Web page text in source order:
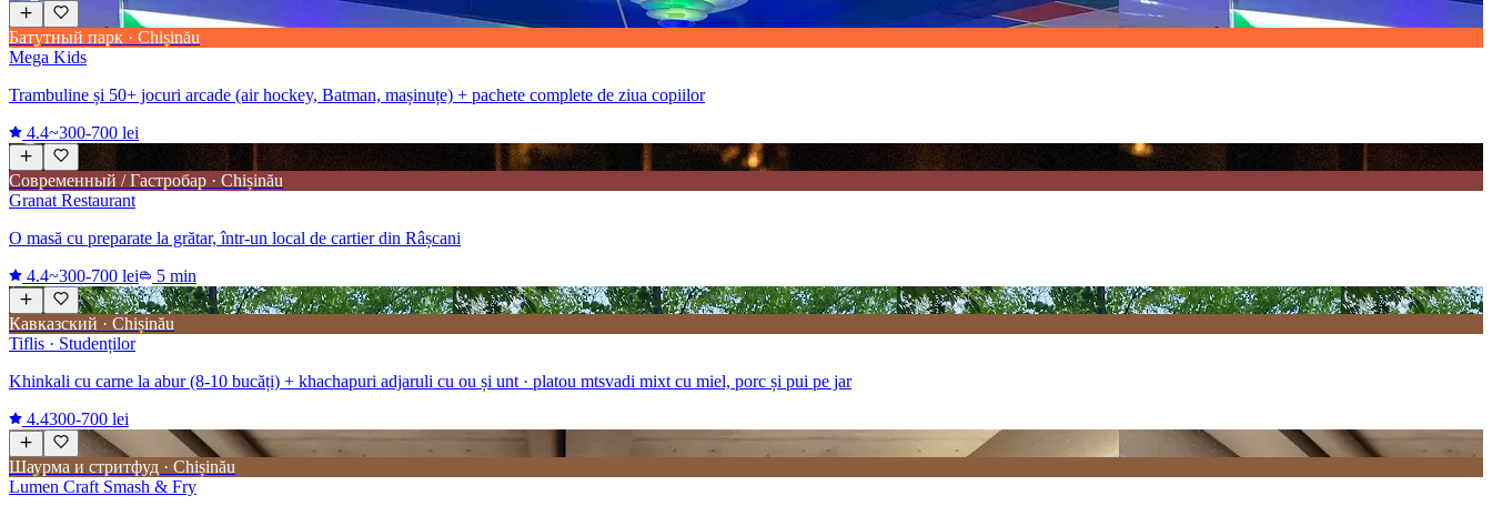
Батутный парк · Chișinău
Mega Kids
Trambuline și 50+ jocuri arcade (air hockey, Batman, mașinuțe) + pachete complete de ziua copiilor
4.4~300-700 lei
Современный / Гастробар · Chișinău
Granat Restaurant
O masă cu preparate la grătar, într-un local de cartier din Râșcani
4.4~300-700 lei 5 min
Кавказский · Chișinău
Tiflis · Studenților
Khinkali cu carne la abur (8-10 bucăți) + khachapuri adjaruli cu ou și unt · platou mtsvadi mixt cu miel, porc și pui pe jar
4.4300-700 lei
Шаурма и стритфуд · Chișinău
Lumen Craft Smash & Fry